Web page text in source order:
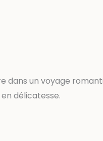
dans un voyage
délicatesse.